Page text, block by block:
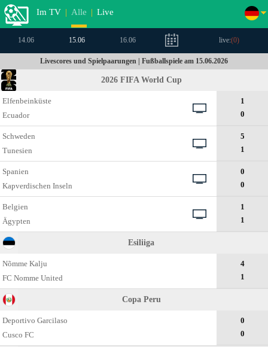
Im TV | Alle | Live
14.06 15.06 16.06 live:(0)
Livescores und Spielpaarungen | Fußballspiele am 15.06.2026
2026 FIFA World Cup
Elfenbeinküste
Ecuador
1
0
Schweden
Tunesien
5
1
Spanien
Kapverdischen Inseln
0
0
Belgien
Ägypten
1
1
Esiliiga
Nõmme Kalju
FC Nomme United
4
1
Copa Peru
Deportivo Garcilaso
Cusco FC
0
0